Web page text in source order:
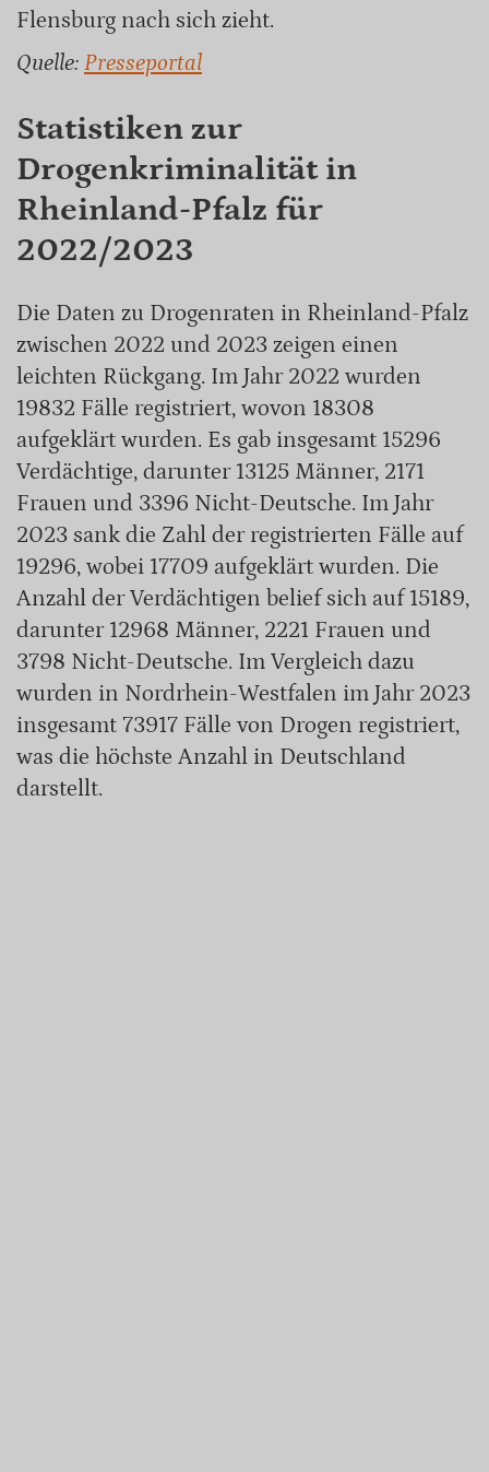
Flensburg nach sich zieht.
Quelle: Presseportal
Statistiken zur
Drogenkriminalität in
Rheinland-Pfalz für
2022/2023
Die Daten zu Drogenraten in Rheinland-Pfalz
zwischen 2022 und 2023 zeigen einen
leichten Rückgang. Im Jahr 2022 wurden
19832 Fälle registriert, wovon 18308
aufgeklärt wurden. Es gab insgesamt 15296
Verdächtige, darunter 13125 Männer, 2171
Frauen und 3396 Nicht-Deutsche. Im Jahr
2023 sank die Zahl der registrierten Fälle auf
19296, wobei 17709 aufgeklärt wurden. Die
Anzahl der Verdächtigen belief sich auf 15189,
darunter 12968 Männer, 2221 Frauen und
3798 Nicht-Deutsche. Im Vergleich dazu
wurden in Nordrhein-Westfalen im Jahr 2023
insgesamt 73917 Fälle von Drogen registriert,
was die höchste Anzahl in Deutschland
darstellt.